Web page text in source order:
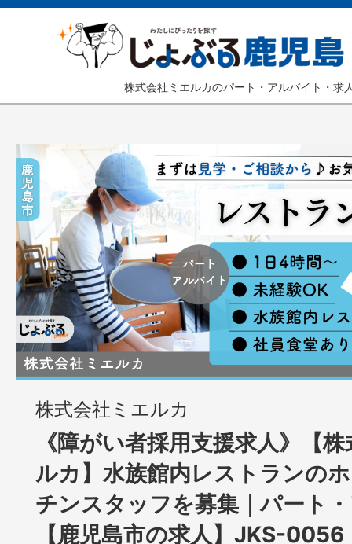
株式会社ミエルカのパート・アルバイト・求
株式会社ミエルカ
《障がい者採用支援求人》【
ルカ】水族館内レストランの
チンスタッフを募集｜パート
【鹿児島市の求人】JKS-0056